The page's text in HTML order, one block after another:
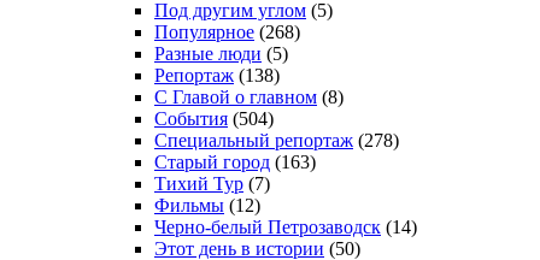
Под другим углом (5)
Популярное (268)
Разные люди (5)
Репортаж (138)
С Главой о главном (8)
События (504)
Специальный репортаж (278)
Старый город (163)
Тихий Тур (7)
Фильмы (12)
Черно-белый Петрозаводск (14)
Этот день в истории (50)